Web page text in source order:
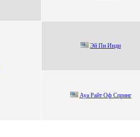
Эй Пи Инди
Ауa Рaйт Оф Спpинг